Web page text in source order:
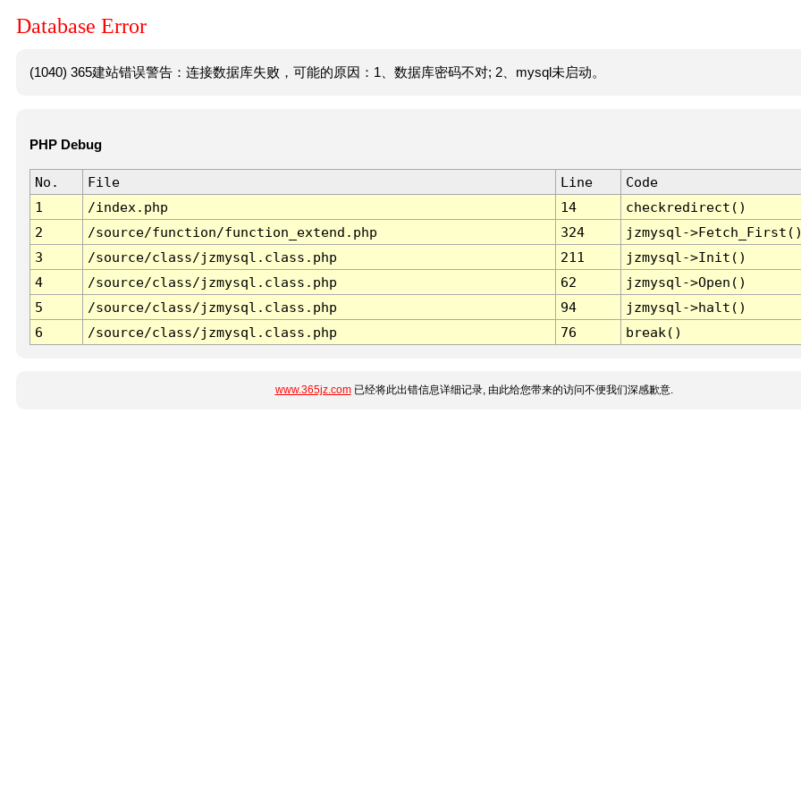
Database Error
(1040) 365建站错误警告：连接数据库失败，可能的原因：1、数据库密码不对; 2、mysql未启动。
PHP Debug
No. File Line
Code
1
/index.php 14
checkredirect()
2
/source/function/function_extend.php 324
jzmysql-
3
/source/class/jzmysql.class.php 211
jzmysql->Init()
4
/source/class/jzmysql.class.php 62
jzmysql->Open()
5
/source/class/jzmysql.class.php 94
jzmysql->halt()
6
/source/class/jzmysql.class.php 76 break()
www.365jz.com已经将此出错信息详细记录, 由此给您带来的访问不便我们深感歉意.